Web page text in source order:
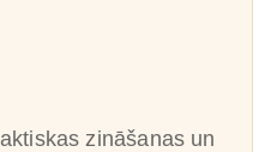
zināšanas un